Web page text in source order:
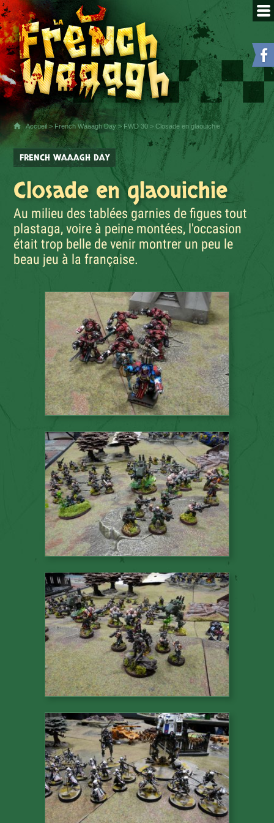
Accueil> French Waaagh Day>FWD 30 > Closade en glaouichie
FRENCH WAAAGH DAY
Closade en glaouichie
Au milieu des tablées garnies de figues tout
plastaga, voire à peine montées, l'occasion
était trop belle de venir montrer un peu le
beau jeu à la française.